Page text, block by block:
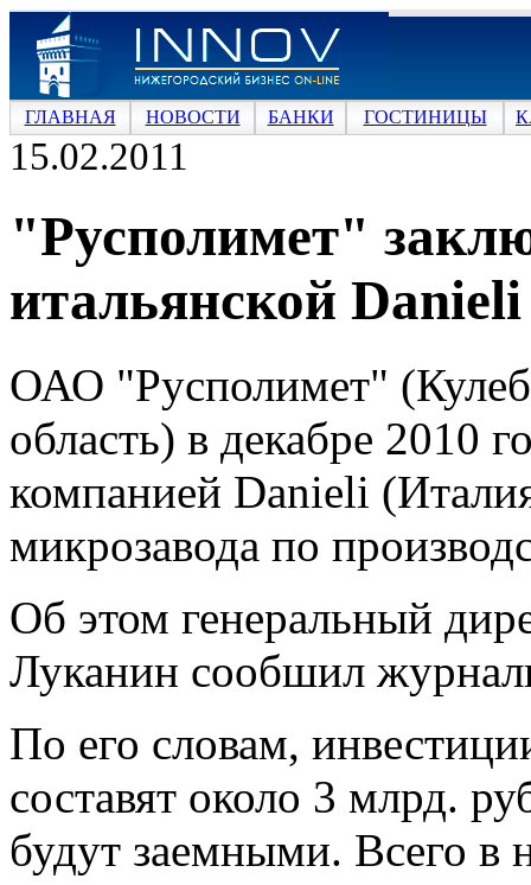
ГЛАВНАЯ НОВОСТИ БАНКИ ГОСТИНИЦЫ
15.02.2011
"Русполимет"
итальянской Danieli
ОАО "Русполимет"
область) в декабре 2010
компанией Danieli
микрозавода по
Об этом генеральный
Луканин сообшил
По его словам,
составят около 3 млрд.
будут заемными. Всего в